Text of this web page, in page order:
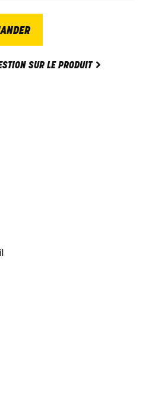
SUR LE PRODUIT